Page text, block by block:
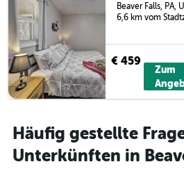
Beaver Falls, PA,
6,6 km vom
€ 459
Zum
Häufig gestellte
Unterkünften in